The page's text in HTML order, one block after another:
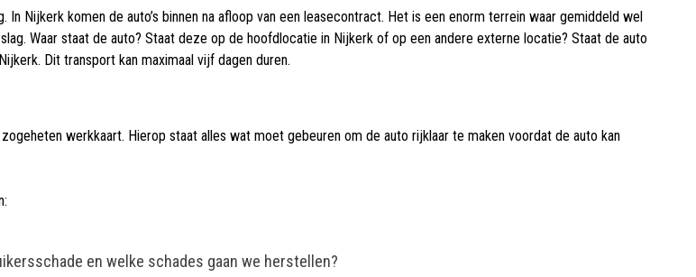
Nijkerk komen de auto’s binnen na afloop van een leasecontract. Het is een enorm terrein waar gemiddeld wel
Waar staat de auto? Staat deze op de hoofdlocatie in Nijkerk of op een andere externe locatie? Staat de auto
Dit transport kan maximaal vijf dagen duren.
werkkaart. Hierop staat alles wat moet gebeuren om de auto rijklaar te maken voordat de auto kan
en welke schades gaan we herstellen?